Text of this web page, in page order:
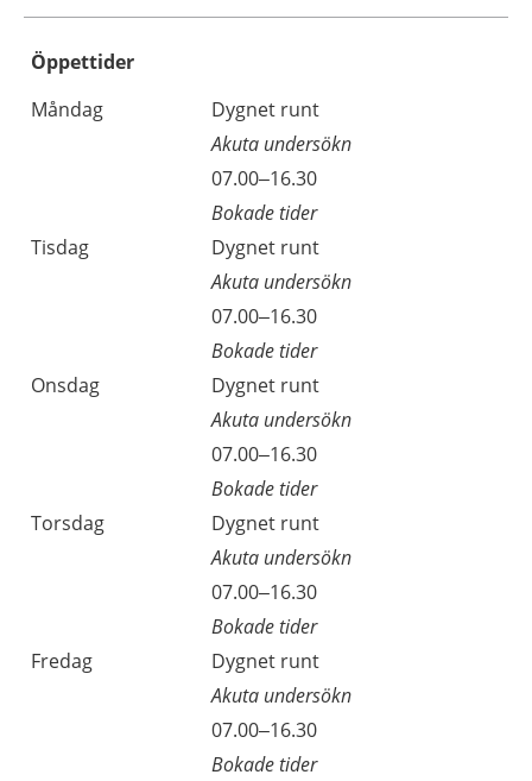
Öppettider
Dag
Öppettider
Kommentarer
Måndag
Dygnet runt
Akuta undersökn
07.00–16.30
Bokade tider
Tisdag
Dygnet runt
Akuta undersökn
07.00–16.30
Bokade tider
Onsdag
Dygnet runt
Akuta undersökn
07.00–16.30
Bokade tider
Torsdag
Dygnet runt
Akuta undersökn
07.00–16.30
Bokade tider
Fredag
Dygnet runt
Akuta undersökn
07.00–16.30
Bokade tider